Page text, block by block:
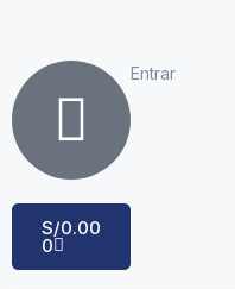
Entrar
S/0.00
0